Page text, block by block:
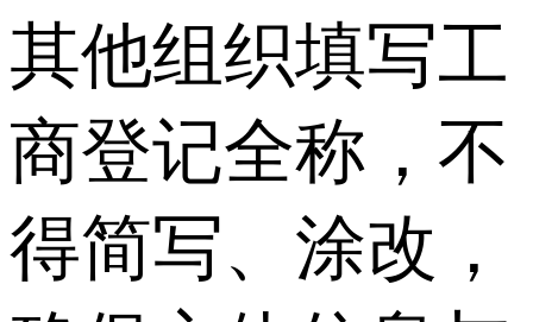
其他组织填写工
商登记全称，不
得简写、涂改，